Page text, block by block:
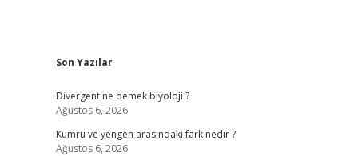
Sidebar
Son Yazılar
Divergent ne demek biyoloji ?
Ağustos 6, 2026
Kumru ve yengen arasındaki fark nedir ?
Ağustos 6, 2026
vdcasino güncel giriş